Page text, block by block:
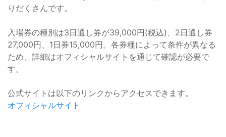
りだくさんです。
入場券の種別は3日通し券が39,000円(税込)、2日通し券
27,000円、1日券15,000円。各券種によって条件が異なる
ため、詳細はオフィシャルサイトを通じて確認が必要で
す。
公式サイトは以下のリンクからアクセスできます。
オフィシャルサイト